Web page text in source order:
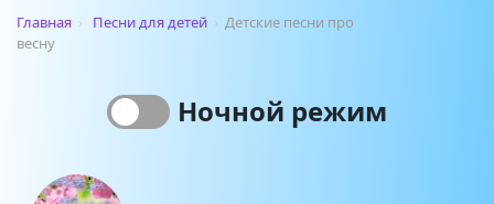
Главная › Песни для детей › Детские песни про
весну
Ночной режим